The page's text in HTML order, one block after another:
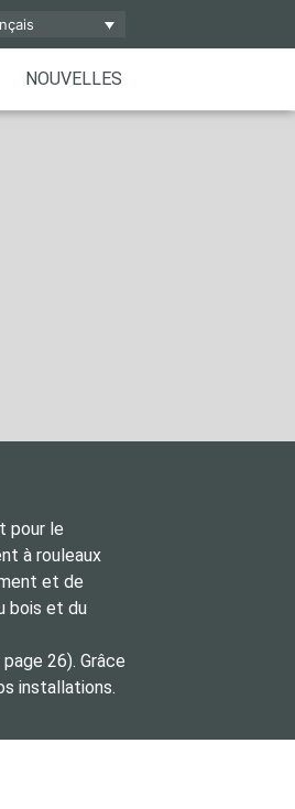
NOUVELLES
pour le
à rouleaux
et de
bois et du
26). Grâce
installations.